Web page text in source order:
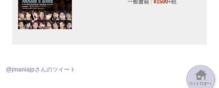
一般書籍 : ¥1500+税
@jmaniajpさんのツイート